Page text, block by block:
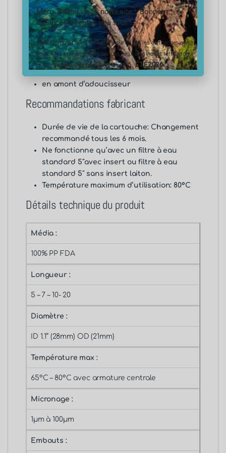
traitement
filtration des particules solides et des
sédiments (boues, sable, poussières,
pollen,
eau de pluie
eau de forage
en amont d’adoucisseur
Recommandations fabricant
Durée de vie de la cartouche: Changement
recommandé tous les 6 mois.
Ne fonctionne qu’avec un filtre à eau
standard 5″avec insert oufiltre à eau
standard 5″ sans insert laiton.
Température maximum d’utilisation: 80°C
Détails technique du produit
Média :
100% PP FDA
Longueur :
5 – 7 – 10- 20
Diamètre :
ID 1.1’’ (28mm) OD (21mm)
Température max :
65°C – 80°C avec armature centrale
Micronage :
1µm à 100µm
Embouts :
Merci d’avoir visité notre site ! Bonnes
vacances à toutes et à tous !
Code promo du mois d’aout 10% sur toutes les cartouches et
porte filtre standard (hors cartons, big, carte inox et tête laiton
et stérilisateur UV et ses accessoires) :ÉTÉ2026